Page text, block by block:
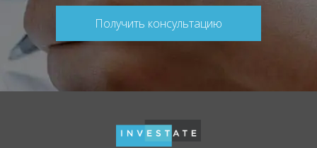
Получить консультацию